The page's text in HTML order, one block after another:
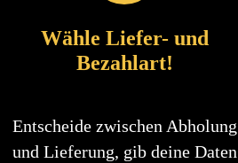
Wähle Liefer- und
Bezahlart!
Entscheide zwischen Abholung
und Lieferung, gib deine Daten